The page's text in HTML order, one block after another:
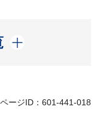
ページID：601-441-018